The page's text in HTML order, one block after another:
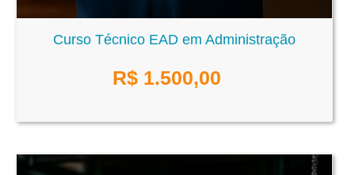
Curso Técnico EAD em Administração
R$ 1.500,00